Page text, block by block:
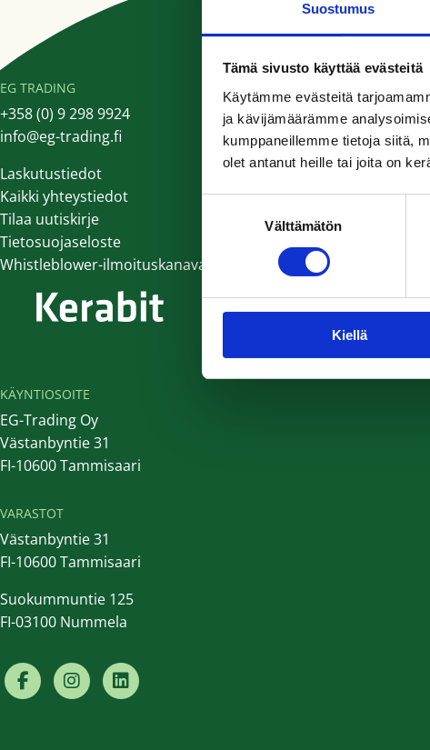
Suostumus
Tämä sivusto käyttää evästeitä
Käytämme evästeitä
ja kävijämäärämme
kumppaneillemme tietoja siitä,
olet antanut heille tai joita on
Välttämätön
Kiellä
EG TRADING
+358 (0) 9 298 9924
info@eg-trading.fi
Laskutustiedot
Kaikki yhteystiedot
Tilaa uutiskirje
Tietosuojaseloste
Whistleblower-ilmoituskanava
KÄYNTIOSOITE
EG-Trading Oy
Västanbyntie 31
FI-10600 Tammisaari
VARASTOT
Västanbyntie 31
FI-10600 Tammisaari
Suokummuntie 125
FI-03100 Nummela
FacebookInstagram